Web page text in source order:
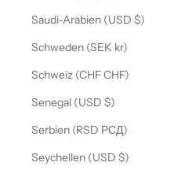
Saudi-Arabien (USD $)
Schweden (SEK kr)
Schweiz (CHF CHF)
Senegal (USD $)
Serbien (RSD РСД)
Seychellen (USD $)